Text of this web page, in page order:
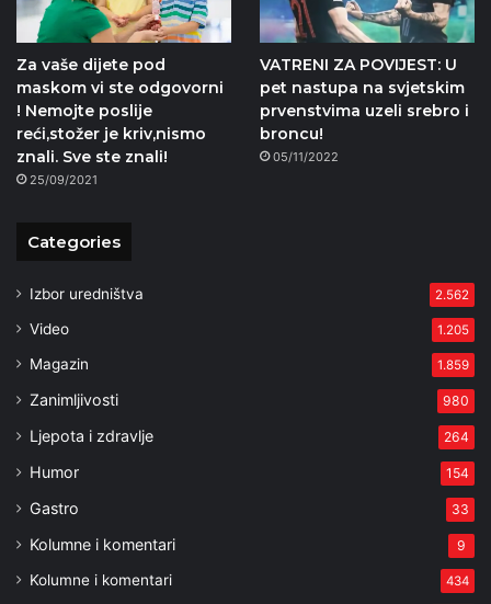
Za vaše dijete pod
maskom vi ste odgovorni
! Nemojte poslije
reći,stožer je kriv,nismo
znali. Sve ste znali!
25/09/2021
VATRENI ZA POVIJEST: U
pet nastupa na svjetskim
prvenstvima uzeli srebro i
broncu!
05/11/2022
Categories
Izbor uredništva 2.562
Video 1.205
Magazin 1.859
Zanimljivosti 980
Ljepota i zdravlje 264
Humor 154
Gastro 33
Kolumne i komentari 9
Kolumne i komentari 434